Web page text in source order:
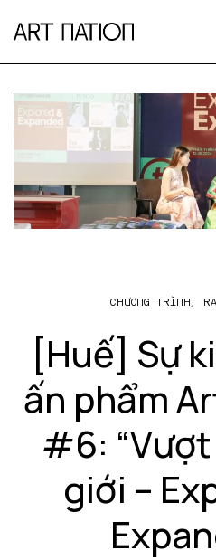
CHƯƠNG TRÌNH
[Huế] Sự
ấn phẩm
#6:
giới –